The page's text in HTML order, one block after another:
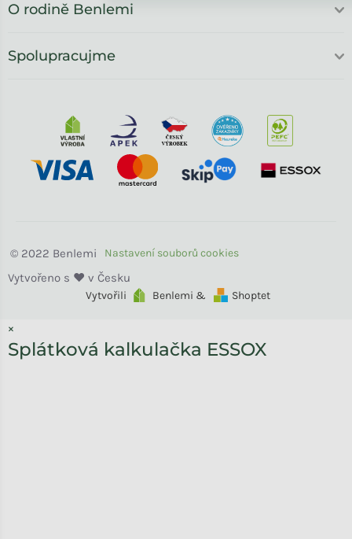
O rodině Benlemi
Spolupracujme
Vytvořili Benlemi & Shoptet
Benlemi
×
Splátková kalkulačka ESSOX